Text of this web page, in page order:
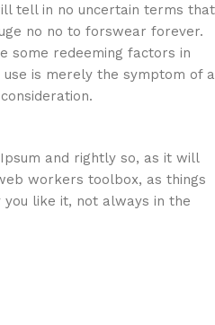
tell in no uncertain terms that
no no to forswear forever.
some redeeming factors in
is merely the symptom of a
and rightly so, as it will
workers toolbox, as things
like it, not always in the